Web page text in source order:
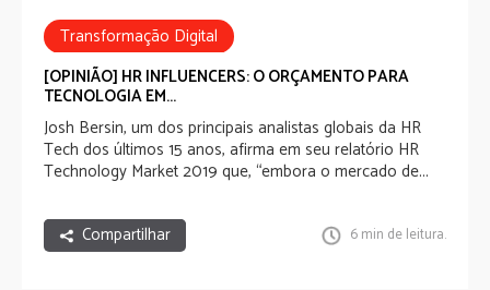
Transformação Digital
HRInfluencersLatAm2019
[OPINIÃO] HR INFLUENCERS: O ORÇAMENTO PARA
TECNOLOGIA EM...
Josh Bersin, um dos principais analistas globais da HR
Tech dos últimos 15 anos, afirma em seu relatório HR
Technology Market 2019 que, “embora o mercado de...
Compartilhar 6 min de leitura.